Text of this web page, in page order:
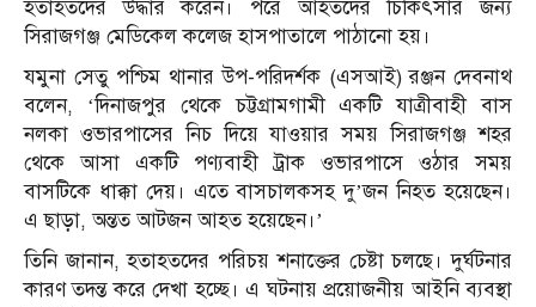
হতাহতদের উদ্ধার করেন। পরে আহতদের চিকিৎসার জন্য
সিরাজগঞ্জ মেডিকেল কলেজ হাসপাতালে পাঠানো হয়।
যমুনা সেতু পশ্চিম থানার উপ-পরিদর্শক (এসআই) রঞ্জন দেবনাথ
বলেন, ‘দিনাজপুর থেকে চট্টগ্রামগামী একটি যাত্রীবাহী বাস
নলকা ওভারপাসের নিচ দিয়ে যাওয়ার সময় সিরাজগঞ্জ শহর
থেকে আসা একটি পণ্যবাহী ট্রাক ওভারপাসে ওঠার সময়
বাসটিকে ধাক্কা দেয়। এতে বাসচালকসহ দু’জন নিহত হয়েছেন।
এ ছাড়া, অন্তত আটজন আহত হয়েছেন।’
তিনি জানান, হতাহতদের পরিচয় শনাক্তের চেষ্টা চলছে। দুর্ঘটনার
কারণ তদন্ত করে দেখা হচ্ছে। এ ঘটনায় প্রয়োজনীয় আইনি ব্যবস্থা